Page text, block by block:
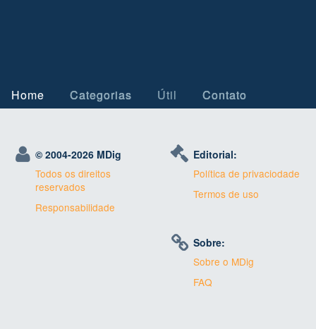
Home Categorias Útil Contato
© 2004-2026 MDig
Todos os direitos
reservados
Responsabilidade
Editorial:
Política de privaciodade
Termos de uso
Sobre:
Sobre o MDig
FAQ